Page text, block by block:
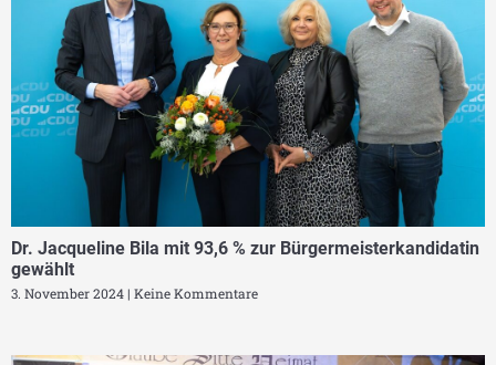
Dr. Jacqueline Bila mit 93,6 % zur Bürgermeisterkandidatin
gewählt
3. November 2024 Keine Kommentare